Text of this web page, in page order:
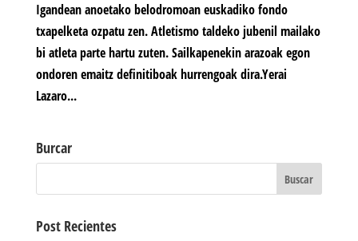
Igandean anoetako belodromoan euskadiko fondo
txapelketa ozpatu zen. Atletismo taldeko jubenil mailako
bi atleta parte hartu zuten. Sailkapenekin arazoak egon
ondoren emaitz definitiboak hurrengoak dira.Yerai
Lazaro...
Burcar
Post Recientes